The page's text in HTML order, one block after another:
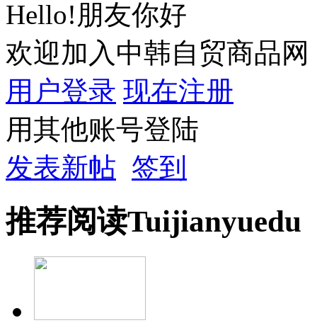
Hello!朋友你好
欢迎加入中韩自贸商品网
用户登录 现在注册
用其他账号登陆
发表新帖 签到
推荐阅读Tuijianyuedu